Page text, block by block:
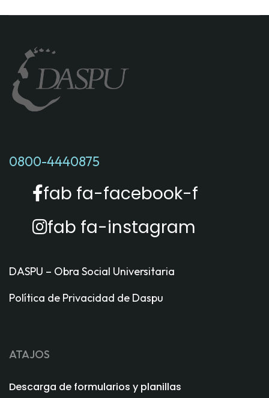
0800-4440875
fab fa-facebook-f
fab fa-instagram
DASPU – Obra Social Universitaria
Política de Privacidad de Daspu
ATAJOS
Descarga de formularios y planillas